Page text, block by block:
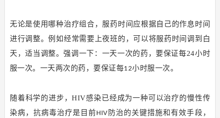
无论是使用哪种治疗组合，服药时间应根据自己的作息时间
进行调整。例如经常需要上夜班的，可以将服药时间调到白
天，适当调整。强调一下：一天一次的药，要保证每24小时
服一次。一天两次的药，要保证每12小时服一次。
随着科学的进步，HIV感染已经成为一种可以治疗的慢性传
染病，抗病毒治疗是目前HIV 防治的关键措施和有效手段，